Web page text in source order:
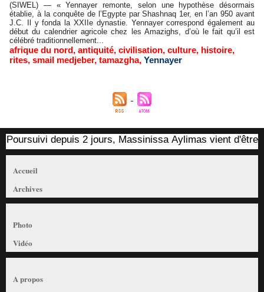
(SIWEL) — « Yennayer remonte, selon une hypothèse désormais
établie, à la conquête de l’Egypte par Shashnaq 1er, en l’an 950 avant
J.C. Il y fonda la XXIIe dynastie. Yennayer correspond également au
début du calendrier agricole chez les Amazighs, d’où le fait qu’il est
célébré traditionnellement...
afrique du nord, antiquité, civilisation, culture, histoire,
rites, smail medjeber, tamazgha, Yennayer
Poursuivi depuis 2 jours, Massinissa Aylimas vient d'être
Accueil
Archives
Photo
Vidéo
A propos